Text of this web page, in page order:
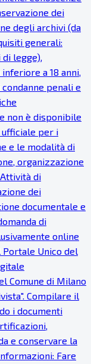
dei
degli archivi (da
generali:
legge),
a 18 anni,
penali e
non è disponibile
per i
e le modalità di
organizzazione
di
dei
documentale e
di
online
Unico del
Comune di Milano
Compilare il
i documenti
e conservare la
Fare